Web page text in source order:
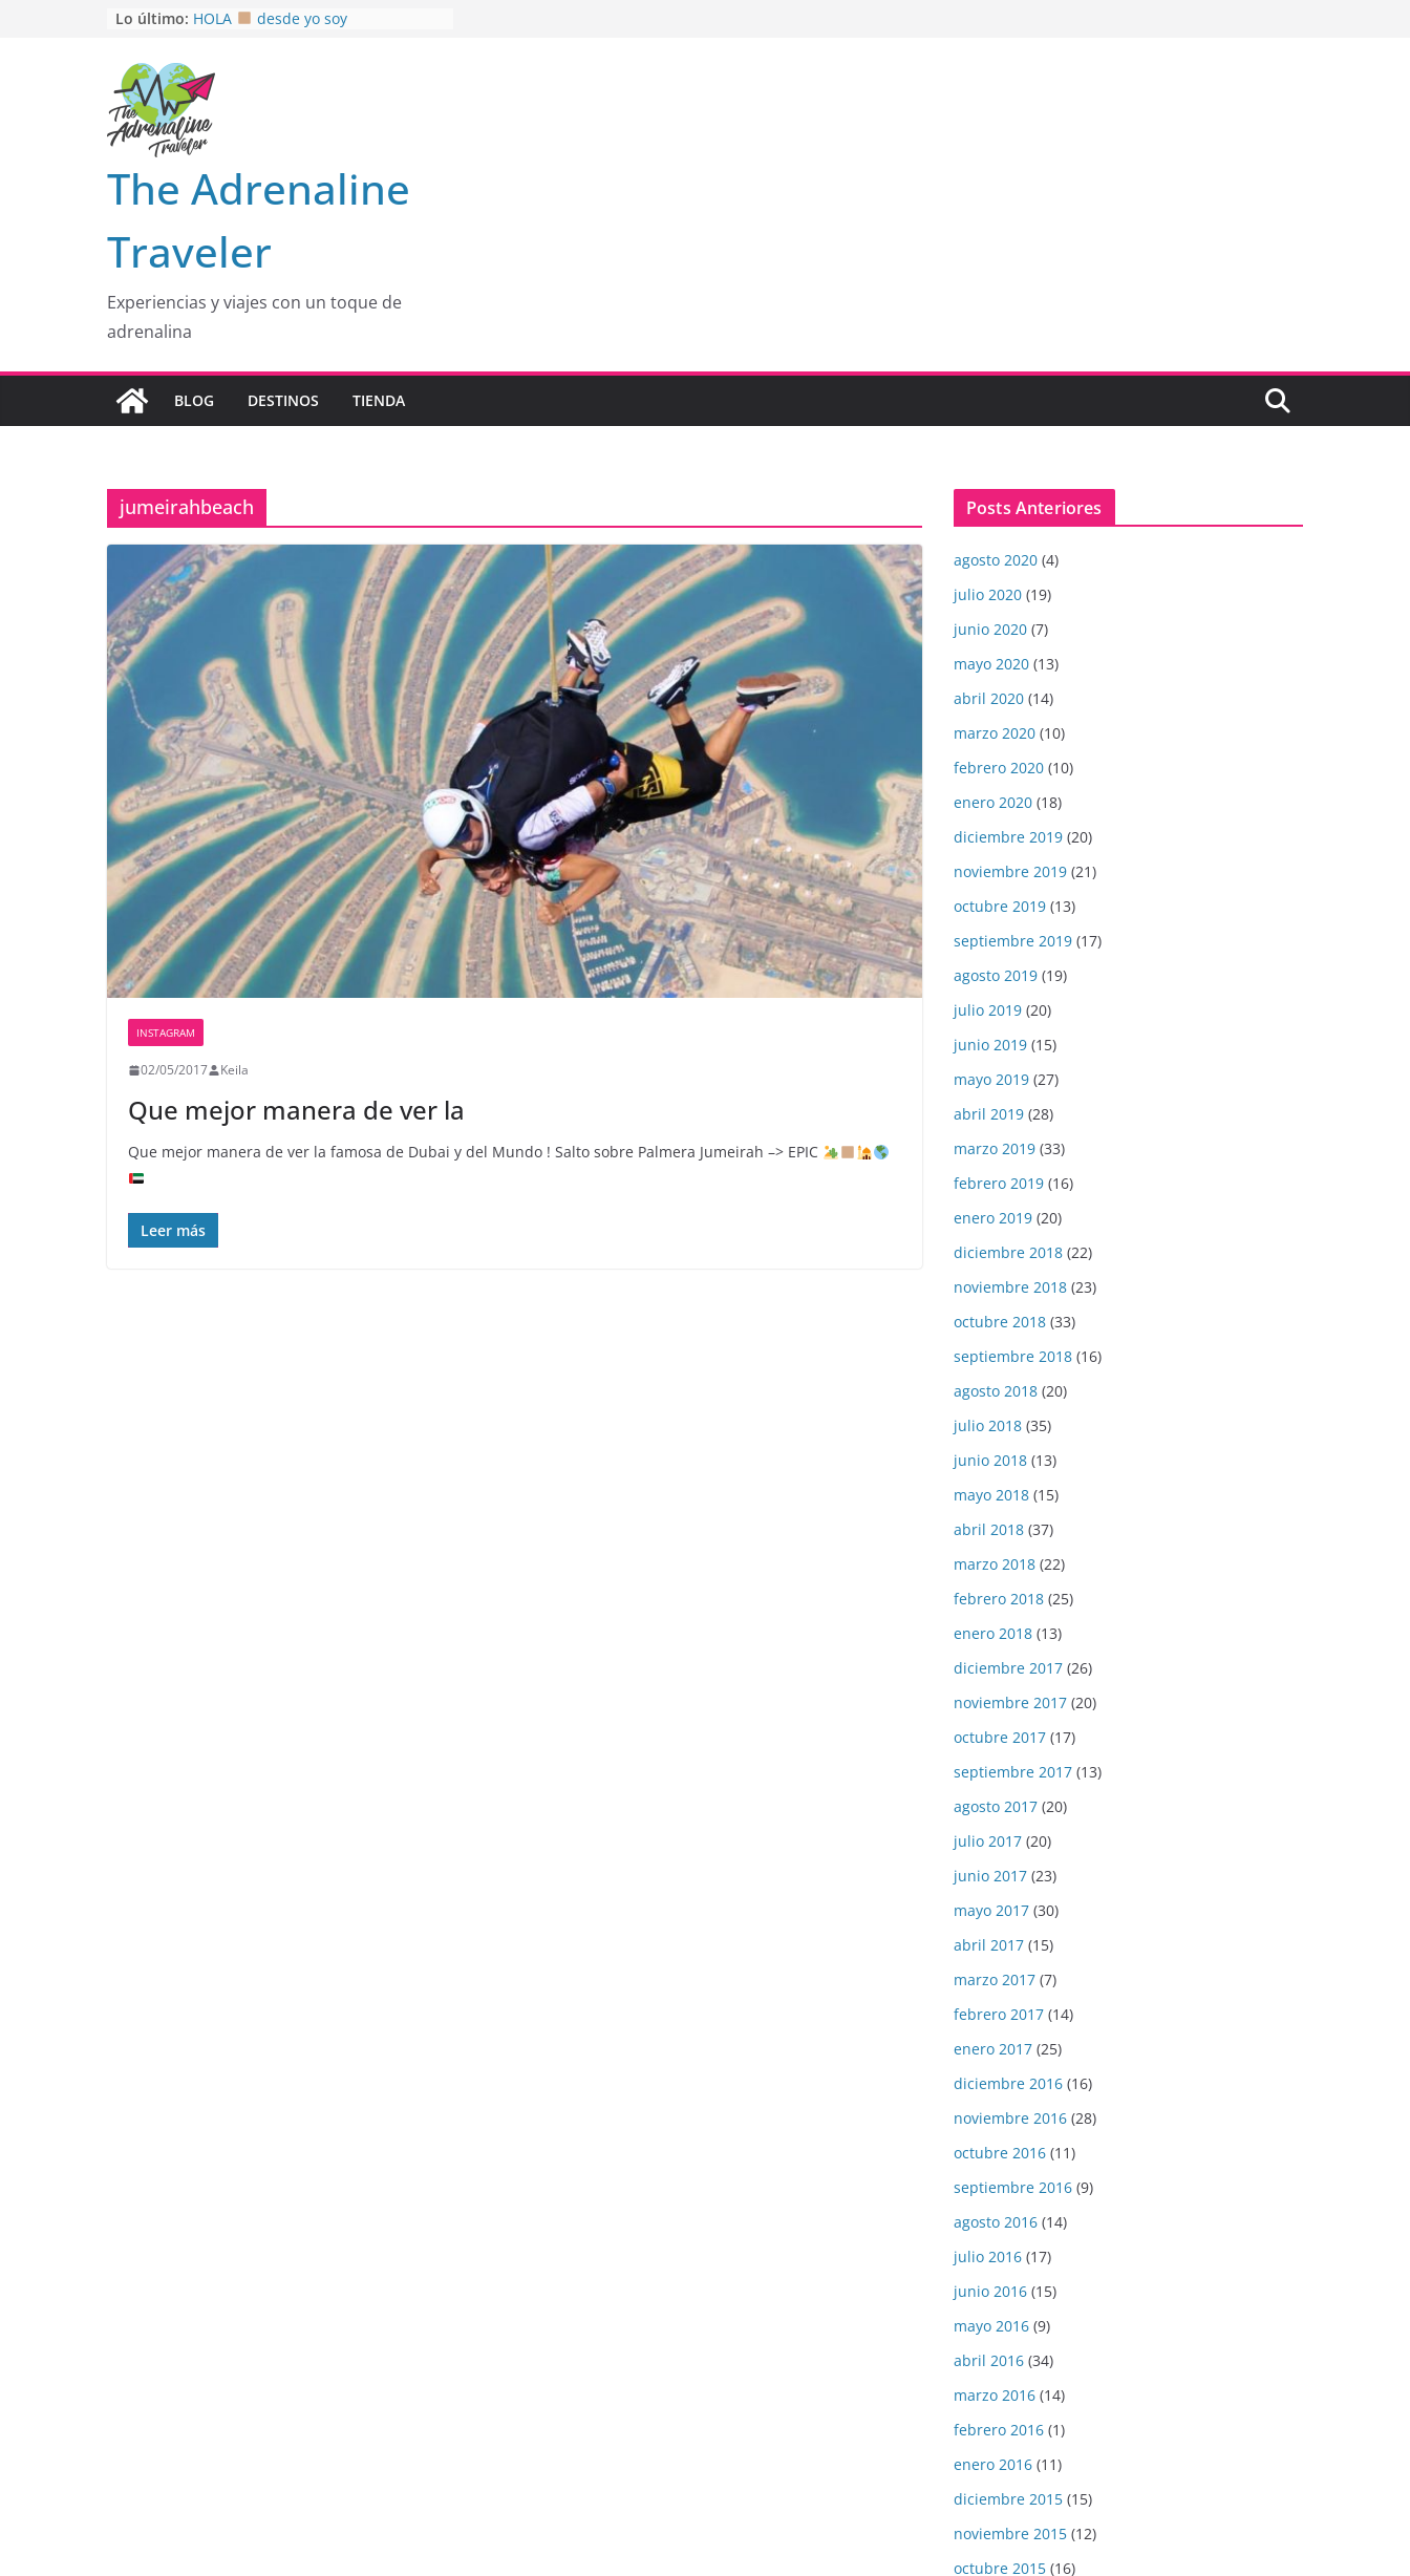
Lo último: HOLA
desde yo soy
EL SENDERO DEL CACAO: Excelente
opción
HOSPEDAJE AL NATURALSHH !!
En
MULITO!
The Adrenaline
Traveler
Experiencias y viajes con un toque de
adrenalina
BLOG DESTINOS TIENDA
jumeirahbeach
INSTAGRAM
02/05/2017 Keila
Que mejor manera de ver la
Que mejor manera de ver la famosa de Dubai y del Mundo ! Salto sobre Palmera Jumeirah –> EPIC
Leer más
Posts Anteriores
agosto 2020 (4)
julio 2020 (19)
junio 2020 (7)
mayo 2020 (13)
abril 2020 (14)
marzo 2020 (10)
febrero 2020 (10)
enero 2020 (18)
diciembre 2019 (20)
noviembre 2019 (21)
octubre 2019 (13)
septiembre 2019 (17)
agosto 2019 (19)
julio 2019 (20)
junio 2019 (15)
mayo 2019 (27)
abril 2019 (28)
marzo 2019 (33)
febrero 2019 (16)
enero 2019 (20)
diciembre 2018 (22)
noviembre 2018 (23)
octubre 2018 (33)
septiembre 2018 (16)
agosto 2018 (20)
julio 2018 (35)
junio 2018 (13)
mayo 2018 (15)
abril 2018 (37)
marzo 2018 (22)
febrero 2018 (25)
enero 2018 (13)
diciembre 2017 (26)
noviembre 2017 (20)
octubre 2017 (17)
septiembre 2017 (13)
agosto 2017 (20)
julio 2017 (20)
junio 2017 (23)
mayo 2017 (30)
abril 2017 (15)
marzo 2017 (7)
febrero 2017 (14)
enero 2017 (25)
diciembre 2016 (16)
noviembre 2016 (28)
octubre 2016 (11)
septiembre 2016 (9)
agosto 2016 (14)
julio 2016 (17)
junio 2016 (15)
mayo 2016 (9)
abril 2016 (34)
marzo 2016 (14)
febrero 2016 (1)
enero 2016 (11)
diciembre 2015 (15)
noviembre 2015 (12)
octubre 2015 (16)